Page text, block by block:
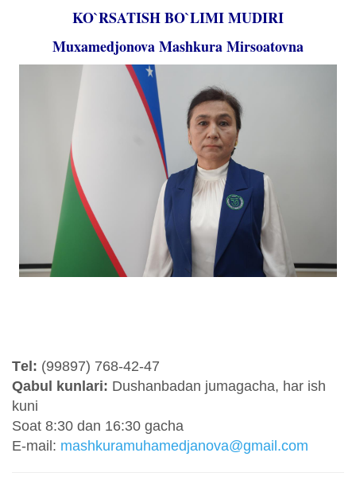
KO`RSATISH BO`LIMI MUDIRI
Muxamedjonova Mashkura Mirsoatovna
Tеl: (99897) 768-42-47
Qabul kunlari: Dushanbadan jumagacha, har ish
kuni
Sоat 8:30 dan 16:30 gacha
E-mail: mashkuramuhamedjanova@gmail.com